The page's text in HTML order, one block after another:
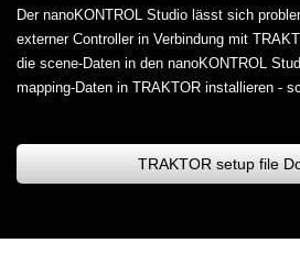
Der nanoKONTROL Studio lässt sich
externer Controller in Verbindung mit
die scene-Daten in den nanoKONTROL
mapping-Daten in TRAKTOR installieren -
TRAKTOR setup file